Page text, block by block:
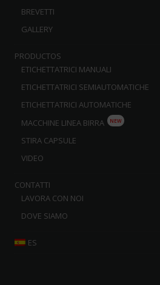
BREVETTI
GALLERY
PRODUCTOS
ETICHETTATRICI MANUALI
ETICHETTATRICI SEMIAUTOMATICHE
ETICHETTATRICI AUTOMATICHE
MACCHINE LINEA BIRRA
NEW
STIRA CAPSULE
VIDEO
CONTATTI
LAVORA CON NOI
DOVE SIAMO
ES